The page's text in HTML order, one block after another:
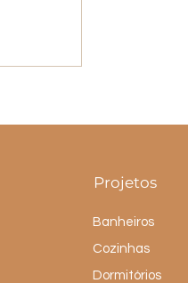
Projetos
Banheiros
Cozinhas
Dormitórios